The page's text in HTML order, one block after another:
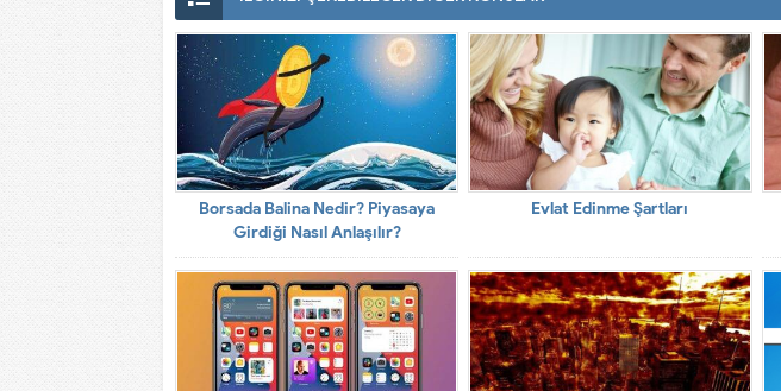
Borsada Balina Nedir? Piyasaya
Girdiği Nasıl Anlaşılır?
Evlat Edinme Şartları